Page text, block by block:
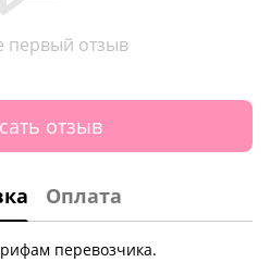
первый отзыв
отзыв
Оплата
перевозчика.